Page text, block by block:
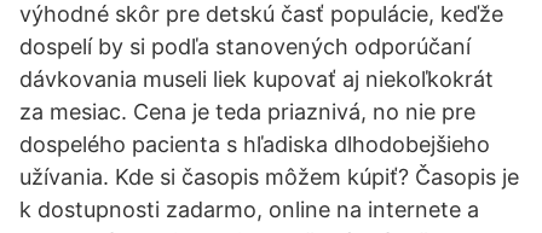
výhodné skôr pre detskú časť populácie, keďže
dospelí by si podľa stanovených odporúčaní
dávkovania museli liek kupovať aj niekoľkokrát
za mesiac. Cena je teda priaznivá, no nie pre
dospelého pacienta s hľadiska dlhodobejšieho
užívania. Kde si časopis môžem kúpiť? Časopis je
k dostupnosti zadarmo, online na internete a